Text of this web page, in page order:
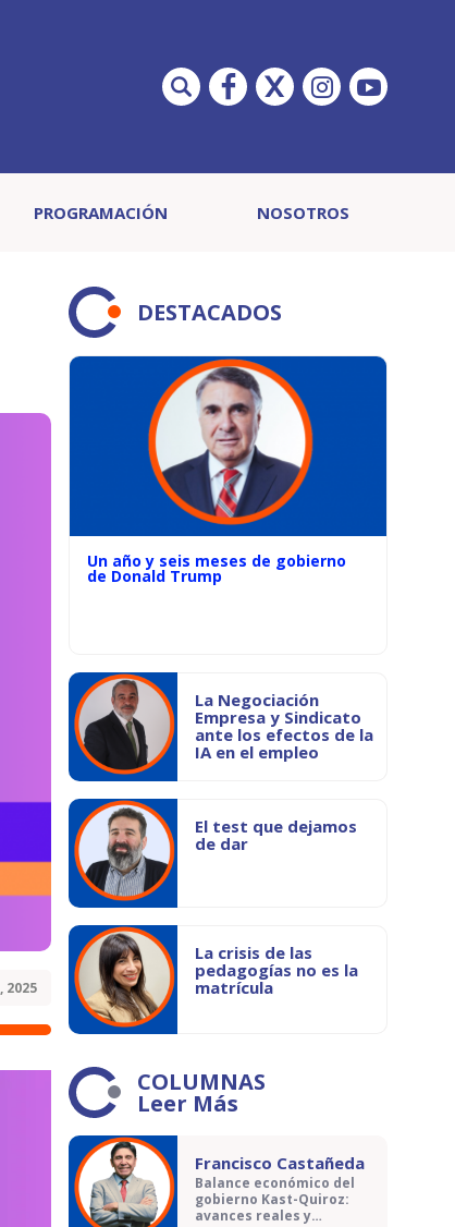
PROGRAMACIÓN NOSOTROS
2025
DESTACADOS
Un año y seis meses de gobierno
de Donald Trump
La Negociación
Empresa y Sindicato
ante los efectos de la
IA en el empleo
El test que dejamos
de dar
La crisis de las
pedagogías no es la
matrícula
COLUMNAS
Leer Más
Francisco Castañeda
Balance económico del
gobierno Kast-Quiroz:
avances reales y